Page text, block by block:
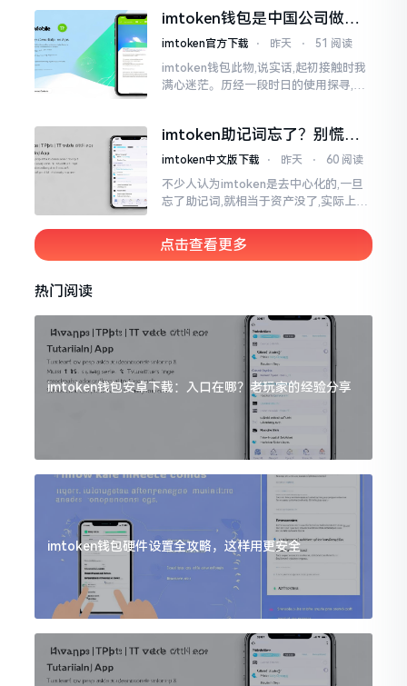
人攻击
imtoken钱包是中国公司做的
吗？一文说清楚
imtoken官方下载 ⋅ 昨天 ⋅ 51 阅读
imtoken钱包此物,说实话,起初接触时我
满心迷茫。历经一段时日的使用探寻,我
李鹏
imtoken助记词忘了？别慌，
这招能救你
imtoken中文版下载 ⋅ 昨天 ⋅ 60 阅读
不少人认为imtoken是去中心化的,一旦
忘了助记词,就相当于资产没了,实际上这
否还存在。假设你的手机没丢,且一直处
于网络连接状态
点击查看更多
热门阅读
imtoken钱包安卓下载：入口在哪？老玩家的经验分享
imtoken钱包硬件设置全攻略，这样用更安全